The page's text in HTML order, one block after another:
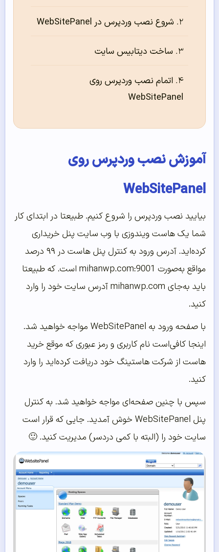
شروع نصب وردپرس در WebSitePanel
ساخت دیتابیس سایت
اتمام نصب وردپرس روی
WebSitePanel
آموزش نصب وردپرس روی
WebSitePanel
بیایید نصب وردپرس را شروع کنیم. طبیعتا در ابتدای کار
شما یک هاست ویندوزی با وب سایت پنل خریداری
کرده‌اید. آدرس ورود به کنترل پنل هاست در ۹۹ درصد
مواقع به‌صورت mihanwp.com:9001 است. که طبیعتا
باید به‌جای mihanwp.com آدرس سایت خود را وارد
کنید.
با صفحه ورود به WebSitePanel مواجه خواهید شد.
اینجا کافی‌است نام کاربری و رمز عبوری که موقع خرید
هاست از شرکت هاستینگ خود دریافت کرده‌اید را وارد
کنید.
سپس با چنین صفحه‌ای مواجه خواهید شد. به کنترل
پنل WebSitePanel خوش آمدید. جایی که قرار است
سایت خود را (البته با کمی دردسر) مدیریت کنید. 🙂